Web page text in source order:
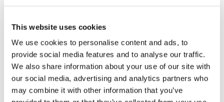
This website uses cookies
We use cookies to personalise content and ads, to
provide social media features and to analyse our traffic.
We also share information about your use of our site with
our social media, advertising and analytics partners who
may combine it with other information that you’ve
1 Stuk Excl. btw
€515,91
Incl. btw
Toevoegen aan winkelwagen